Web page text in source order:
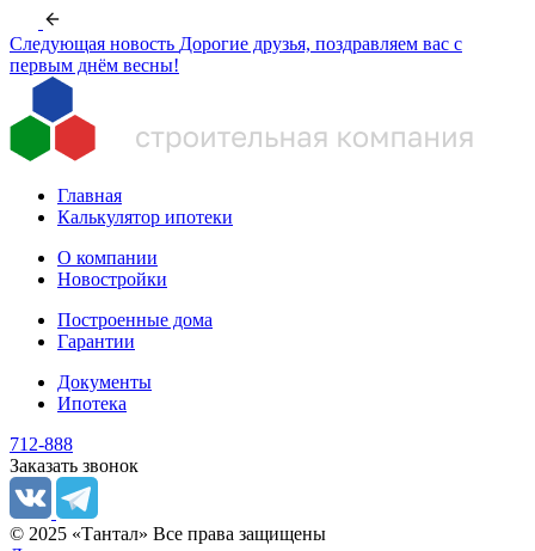
Следующая новость Дорогие друзья, поздравляем вас с
первым днём весны!
Главная
Калькулятор ипотеки
О компании
Новостройки
Построенные дома
Гарантии
Документы
Ипотека
712-888
Заказать звонок
© 2025 «Тантал» Все права защищены